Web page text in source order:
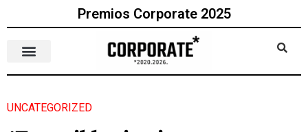
Premios Corporate 2025
UNCATEGORIZED